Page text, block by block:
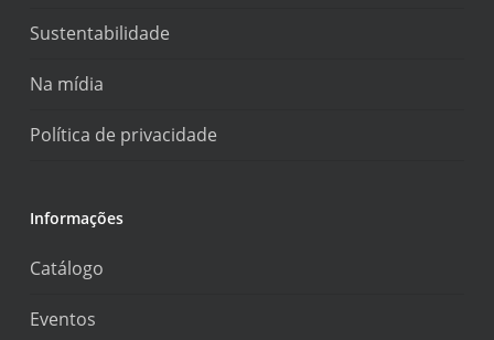
Sustentabilidade
Na mídia
Política de privacidade
Informações
Catálogo
Eventos